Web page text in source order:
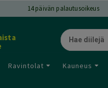
14päivän palautusoikeus
Ravintolat Kauneus